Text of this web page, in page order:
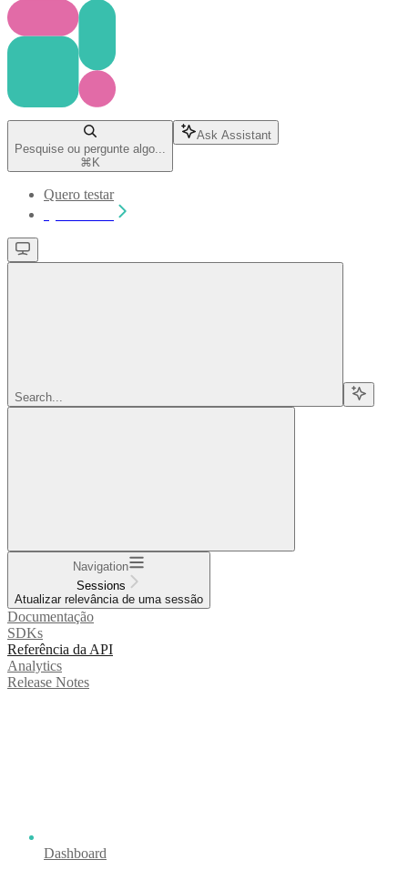
Pesquise ou pergunte algo...
⌘ K
Ask Assistant
Quero testar
Search...
Navigation
Sessions
Atualizar relevância de uma sessão
Documentação
SDKs
Referência da API
Analytics
Release Notes
Dashboard